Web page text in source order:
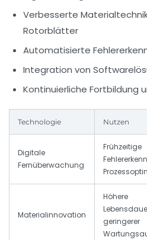
Verbesserte
Rotorblätter
Automatisierte
Integration von
Kontinuierliche Fortbildung
Technologie Nutzen
Digitale
Fernüberwachung
Frühzeitige
Materialinnovation
Höhere
geringerer